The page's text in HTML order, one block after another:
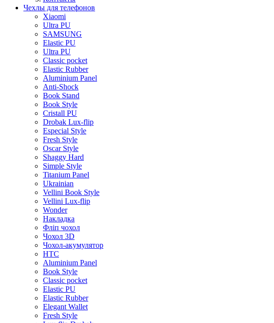
Чехлы для телефонов
Xiaomi
Ultra PU
SAMSUNG
Elastic PU
Ultra PU
Classic pocket
Elastic Rubber
Aluminium Panel
Anti-Shock
Book Stand
Book Style
Cristall PU
Drobak Lux-flip
Especial Style
Fresh Style
Oscar Style
Shaggy Hard
Simple Style
Titanium Panel
Ukrainian
Vellini Book Style
Vellini Lux-flip
Wonder
Накладка
Фліп чохол
Чохол 3D
Чохол-акумулятор
HTC
Aluminium Panel
Book Style
Classic pocket
Elastic PU
Elastic Rubber
Elegant Wallet
Fresh Style